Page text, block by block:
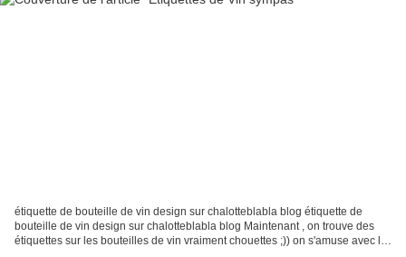
étiquette de bouteille de vin design sur chalotteblabla blog étiquette de
bouteille de vin design sur chalotteblabla blog Maintenant , on trouve des
étiquettes sur les bouteilles de vin vraiment chouettes ;)) on s'amuse avec le